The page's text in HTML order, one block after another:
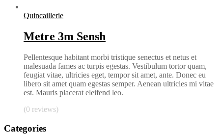
Quincaillerie
Metre 3m Sensh
Pellentesque habitant morbi tristique senectus et netus et
malesuada fames ac turpis egestas. Vestibulum tortor quam,
feugiat vitae, ultricies eget, tempor sit amet, ante. Donec eu
libero sit amet quam egestas semper. Aenean ultricies mi vitae
est. Mauris placerat eleifend leo.
(0 reviews)
Categories